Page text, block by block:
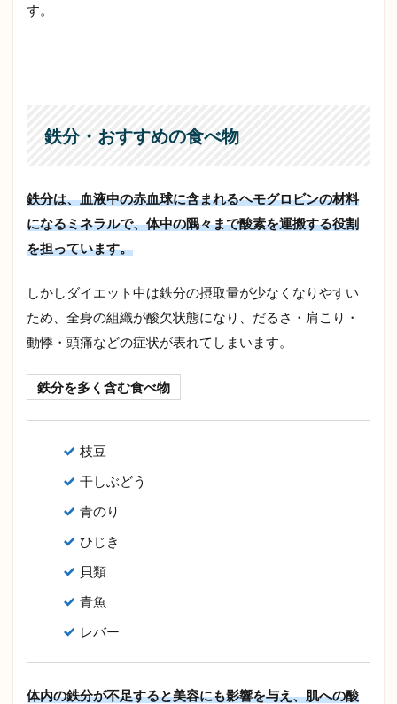
す。
鉄分・おすすめの食べ物
鉄分は、血液中の赤血球に含まれるヘモグロビンの材料
になるミネラルで、体中の隅々まで酸素を運搬する役割
を担っています。
しかしダイエット中は鉄分の摂取量が少なくなりやすい
ため、全身の組織が酸欠状態になり、だるさ・肩こり・
動悸・頭痛などの症状が表れてしまいます。
鉄分を多く含む食べ物
枝豆
干しぶどう
青のり
ひじき
貝類
青魚
レバー
体内の鉄分が不足すると美容にも影響を与え、肌への酸